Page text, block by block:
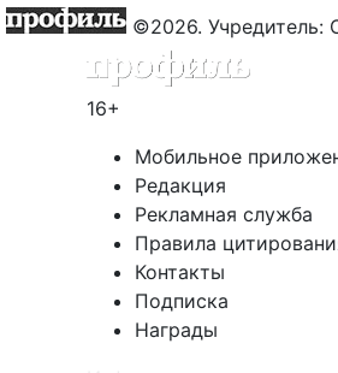
©2026.
16+
Мобильное
Редакция
Рекламная служба
Правила
Контакты
Подписка
Награды